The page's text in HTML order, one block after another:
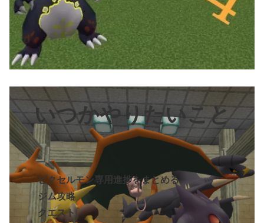
いつかやりたいこと
ピクセルモン専用進捗をまとめる
ジム攻略
クエスト